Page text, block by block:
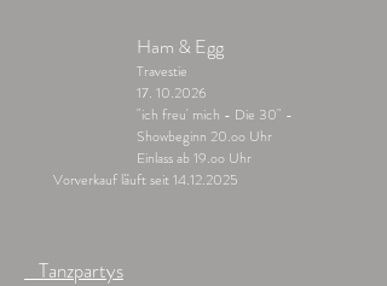
Ham & Egg
Travestie
17. 10.2026
"ich freu' mich - Die 30" -
Showbeginn 20.oo Uhr
Einlass ab 19.oo Uhr
Vorverkauf läuft seit14.12.2025
Tanzpartys